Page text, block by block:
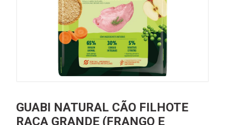
GUABI NATURAL CÃO FILHOTE
RAÇA GRANDE (FRANGO E